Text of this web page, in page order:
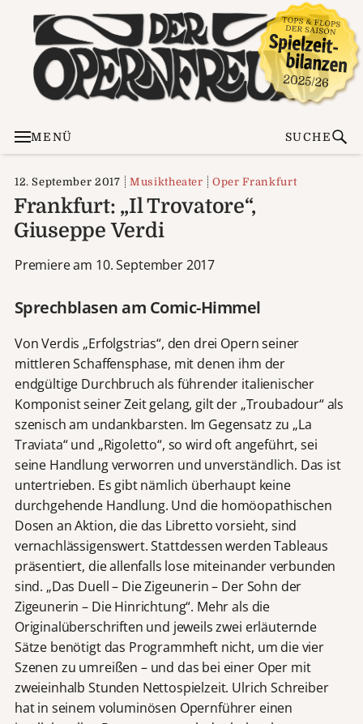
MENÜ SUCHE
12. September 2017 Musiktheater Oper Frankfurt
Frankfurt: „Il Trovatore“,
Giuseppe Verdi
Premiere am 10. September 2017
Sprechblasen am Comic-Himmel
Von Verdis „Erfolgstrias“, den drei Opern seiner
mittleren Schaffensphase, mit denen ihm der
endgültige Durchbruch als führender italienischer
Komponist seiner Zeit gelang, gilt der „Troubadour“ als
szenisch am undankbarsten. Im Gegensatz zu „La
Traviata“ und „Rigoletto“, so wird oft angeführt, sei
seine Handlung verworren und unverständlich. Das ist
untertrieben. Es gibt nämlich überhaupt keine
durchgehende Handlung. Und die homöopathischen
Dosen an Aktion, die das Libretto vorsieht, sind
vernachlässigenswert. Stattdessen werden Tableaus
präsentiert, die allenfalls lose miteinander verbunden
sind. „Das Duell – Die Zigeunerin – Der Sohn der
Zigeunerin – Die Hinrichtung“. Mehr als die
Originalüberschriften und jeweils zwei erläuternde
Sätze benötigt das Programmheft nicht, um die vier
Szenen zu umreißen – und das bei einer Oper mit
zweieinhalb Stunden Nettospielzeit. Ulrich Schreiber
hat in seinem voluminösen Opernführer einen